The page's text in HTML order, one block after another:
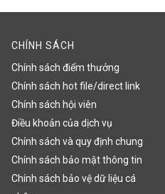
CHÍNH SÁCH
Chính sách điểm thưởng
Chính sách hot file/direct link
Chính sách hội viên
Điều khoản của dịch vụ
Chính sách và quy định chung
Chính sách bảo mật thông tin
Chính sách bảo vệ dữ liệu cá